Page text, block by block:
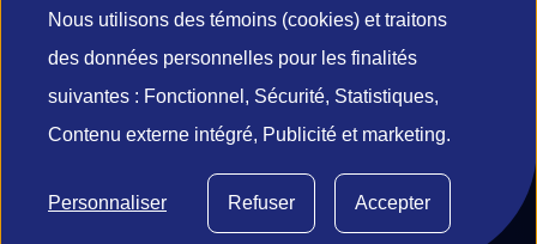
© 2026 Investissement Québec
Accessibilité
Conditions d'utilisation
Gestion des témoins
Utilisation
des
données
personnelles
Nous utilisons des témoins (cookies) et traitons
des données personnelles pour les finalités
suivantes : Fonctionnel, Sécurité, Statistiques,
Contenu externe intégré, Publicité et marketing.
Personnaliser Refuser Accepter